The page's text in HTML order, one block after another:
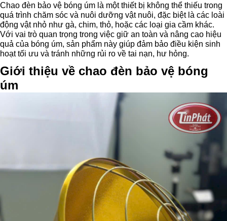
Chao đèn bảo vệ bóng úm là một thiết bị không thể thiếu trong
quá trình chăm sóc và nuôi dưỡng vật nuôi, đặc biệt là các loài
động vật nhỏ như gà, chim, thỏ, hoặc các loại gia cầm khác.
Với vai trò quan trọng trong việc giữ an toàn và nâng cao hiệu
quả của bóng úm, sản phẩm này giúp đảm bảo điều kiện sinh
hoạt tối ưu và tránh những rủi ro về tai nạn, hư hỏng.
Giới thiệu về chao đèn bảo vệ bóng
úm